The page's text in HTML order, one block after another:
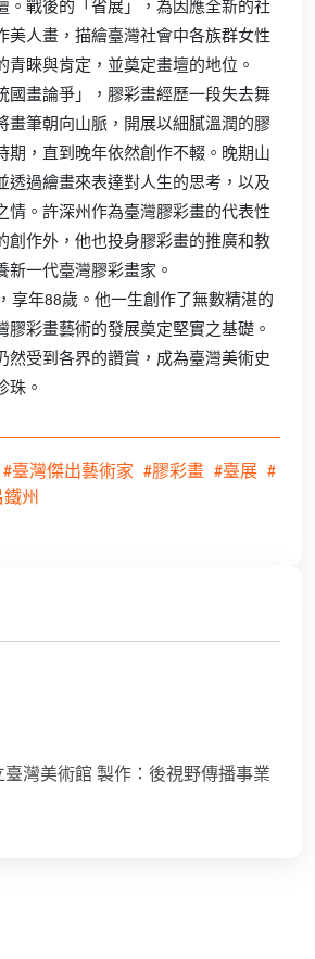
。戰後的「省展」，為因應全新的社
美人畫，描繪臺灣社會中各族群女性
青睞與肯定，並奠定畫壇的地位。
國畫論爭」，膠彩畫經歷一段失去舞
畫筆朝向山脈，開展以細膩溫潤的膠
期，直到晚年依然創作不輟。晚期山
透過繪畫來表達對人生的思考，以及
情。許深州作為臺灣膠彩畫的代表性
創作外，他也投身膠彩畫的推廣和教
新一代臺灣膠彩畫家。
享年88歲。他一生創作了無數精湛的
膠彩畫藝術的發展奠定堅實之基礎。
然受到各界的讚賞，成為臺灣美術史
珠。
#臺灣傑出藝術家 #膠彩畫 #臺展 #
鐵州
臺灣美術館 製作：後視野傳播事業